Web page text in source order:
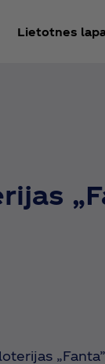
Lietotnes